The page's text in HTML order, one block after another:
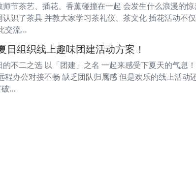
节茶艺、插花、香薰碰撞在一起 会发生什么浪漫的
识了茶具 并教大家学习茶礼仪、茶文化 插花活动不
交流…
组织线上趣味团建活动方案！
不二之选 以「团建」之名 一起来感受下夏天的气息
办公对接不畅 缺乏团队归属感 但是欢乐的线上活动
破…